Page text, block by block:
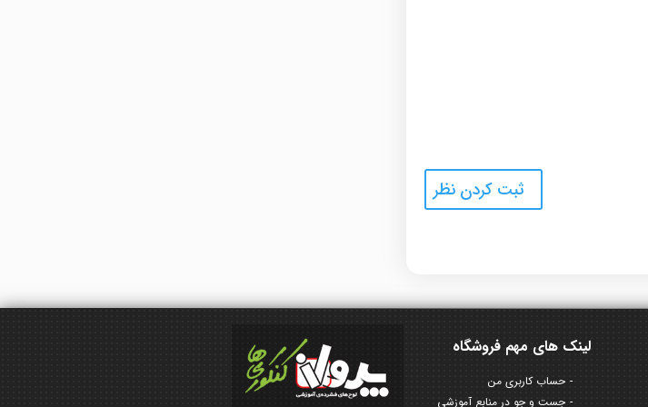
لینک های مهم فروشگاه
حساب کاربری من
جست و جو در منابع آموزشی